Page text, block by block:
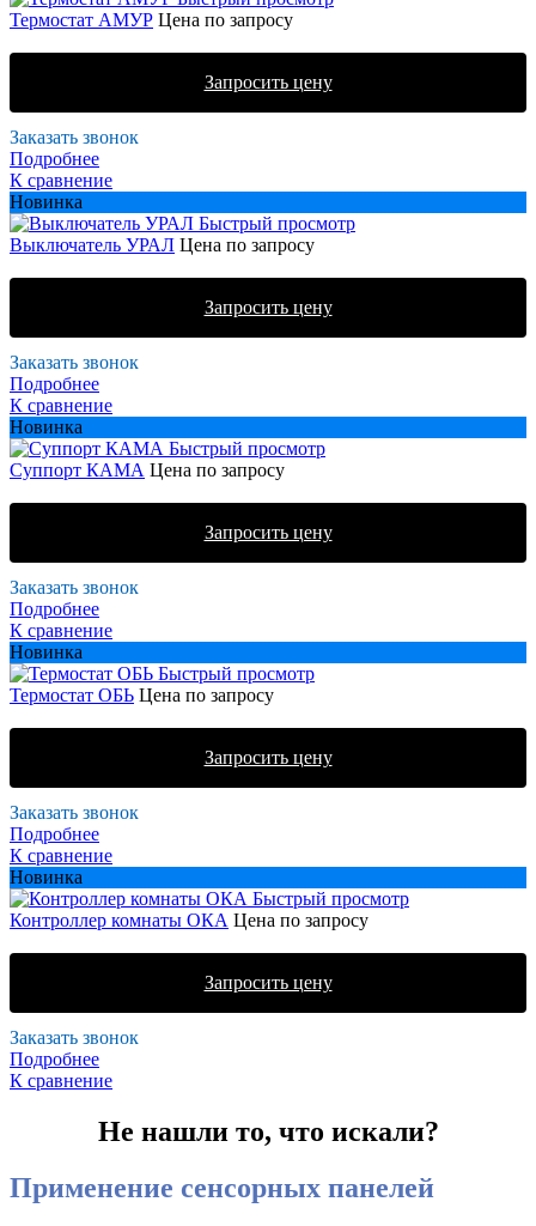
Термостат АМУР Цена по запросу
Запросить цену
Заказать звонок
Подробнее
К сравнение
Новинка
Быстрый просмотр
Выключатель УРАЛ Цена по запросу
Запросить цену
Заказать звонок
Подробнее
К сравнение
Новинка
Быстрый просмотр
Суппорт КАМА Цена по запросу
Запросить цену
Заказать звонок
Подробнее
К сравнение
Новинка
Быстрый просмотр
Термостат ОБЬ Цена по запросу
Запросить цену
Заказать звонок
Подробнее
К сравнение
Новинка
Быстрый просмотр
Контроллер комнаты ОКА Цена по запросу
Запросить цену
Заказать звонок
Подробнее
К сравнение
Не нашли то, что искали?
Применение сенсорных панелей